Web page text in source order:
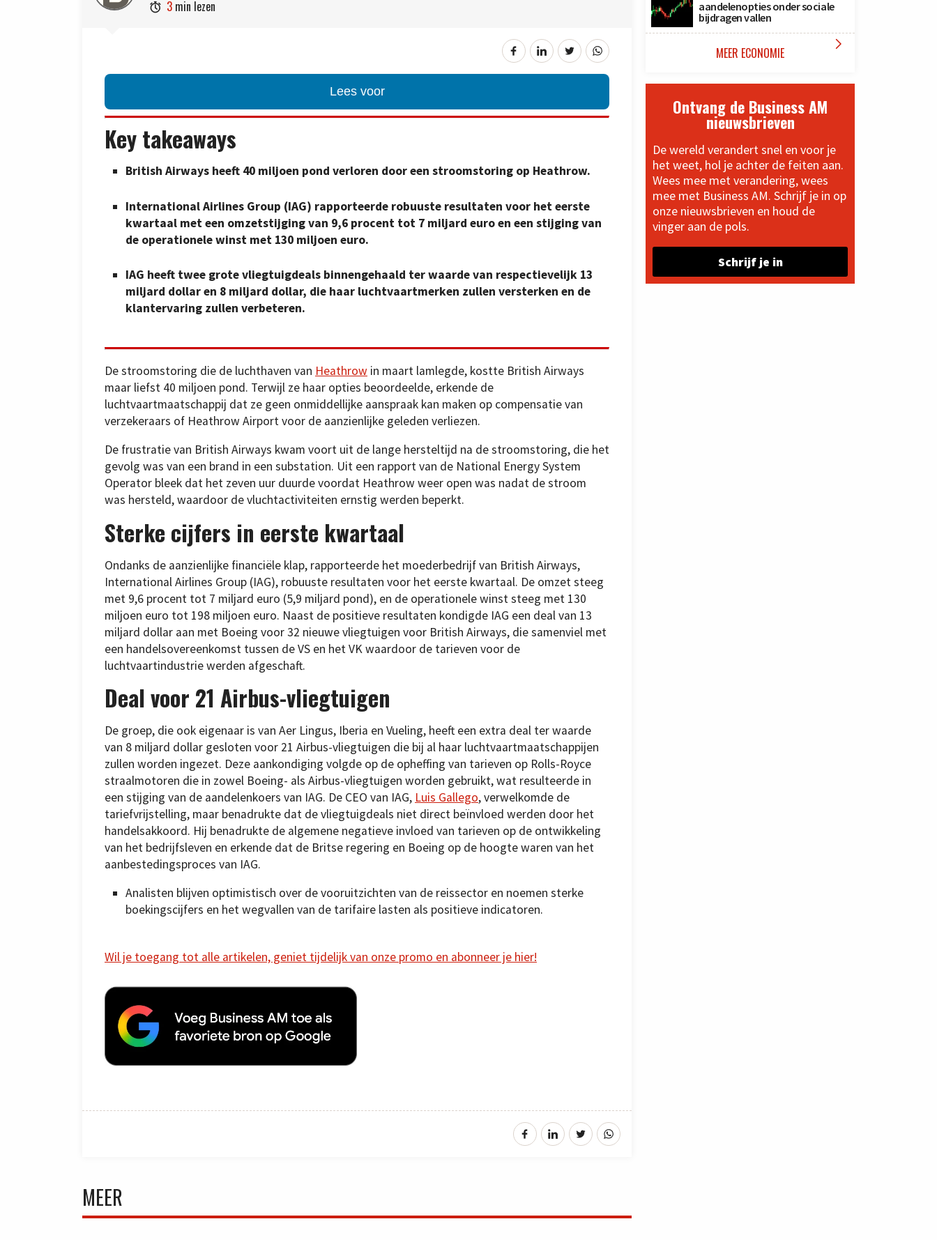
 3 min lezen
Lees voor
Key takeaways
British Airways heeft 40 miljoen pond verloren door een stroomstoring op Heathrow.
International Airlines Group (IAG) rapporteerde robuuste resultaten voor het eerste
kwartaal met een omzetstijging van 9,6 procent tot 7 miljard euro en een stijging van
de operationele winst met 130 miljoen euro.
IAG heeft twee grote vliegtuigdeals binnengehaald ter waarde van respectievelijk 13
miljard dollar en 8 miljard dollar, die haar luchtvaartmerken zullen versterken en de
klantervaring zullen verbeteren.
De stroomstoring die de luchthaven van Heathrow in maart lamlegde, kostte British Airways
maar liefst 40 miljoen pond. Terwijl ze haar opties beoordeelde, erkende de
luchtvaartmaatschappij dat ze geen onmiddellijke aanspraak kan maken op compensatie van
verzekeraars of Heathrow Airport voor de aanzienlijke geleden verliezen.
De frustratie van British Airways kwam voort uit de lange hersteltijd na de stroomstoring, die het
gevolg was van een brand in een substation. Uit een rapport van de National Energy System
Operator bleek dat het zeven uur duurde voordat Heathrow weer open was nadat de stroom
was hersteld, waardoor de vluchtactiviteiten ernstig werden beperkt.
Sterke cijfers in eerste kwartaal
Ondanks de aanzienlijke financiële klap, rapporteerde het moederbedrijf van British Airways,
International Airlines Group (IAG), robuuste resultaten voor het eerste kwartaal. De omzet steeg
met 9,6 procent tot 7 miljard euro (5,9 miljard pond), en de operationele winst steeg met 130
miljoen euro tot 198 miljoen euro. Naast de positieve resultaten kondigde IAG een deal van 13
miljard dollar aan met Boeing voor 32 nieuwe vliegtuigen voor British Airways, die samenviel met
een handelsovereenkomst tussen de VS en het VK waardoor de tarieven voor de
luchtvaartindustrie werden afgeschaft.
Deal voor 21 Airbus-vliegtuigen
De groep, die ook eigenaar is van Aer Lingus, Iberia en Vueling, heeft een extra deal ter waarde
van 8 miljard dollar gesloten voor 21 Airbus-vliegtuigen die bij al haar luchtvaartmaatschappijen
zullen worden ingezet. Deze aankondiging volgde op de opheffing van tarieven op Rolls-Royce
straalmotoren die in zowel Boeing- als Airbus-vliegtuigen worden gebruikt, wat resulteerde in
een stijging van de aandelenkoers van IAG. De CEO van IAG, Luis Gallego, verwelkomde de
tariefvrijstelling, maar benadrukte dat de vliegtuigdeals niet direct beïnvloed werden door het
handelsakkoord. Hij benadrukte de algemene negatieve invloed van tarieven op de ontwikkeling
van het bedrijfsleven en erkende dat de Britse regering en Boeing op de hoogte waren van het
aanbestedingsproces van IAG.
Analisten blijven optimistisch over de vooruitzichten van de reissector en noemen sterke
boekingscijfers en het wegvallen van de tarifaire lasten als positieve indicatoren.
Wil je toegang tot alle artikelen, geniet tijdelijk van onze promo en abonneer je hier!
MEER
aandelenopties onder sociale
bijdragen vallen
MEER ECONOMIE 
Ontvang de Business AM
nieuwsbrieven
De wereld verandert snel en voor je
het weet, hol je achter de feiten aan.
Wees mee met verandering, wees
mee met Business AM. Schrijf je in op
onze nieuwsbrieven en houd de
vinger aan de pols.
Schrijf je in